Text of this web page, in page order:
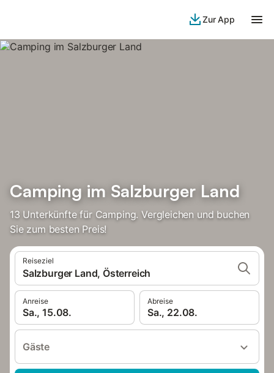
Zur App
Camping im Salzburger Land
13 Unterkünfte für Camping. Vergleichen und buchen
Sie zum besten Preis!
Reiseziel
Salzburger Land, Österreich
Anreise
Sa., 15.08.
Abreise
Sa., 22.08.
Gäste